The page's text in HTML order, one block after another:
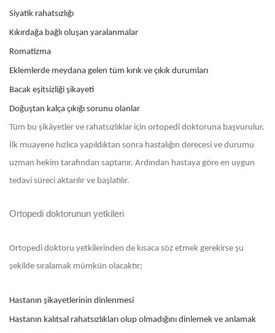
Siyatik rahatsızlığı
Kıkırdağa bağlı oluşan yaralanmalar
Romatizma
Eklemlerde meydana gelen tüm kırık ve çıkık durumları
Bacak eşitsizliği şikayeti
Doğuştan kalça çıkığı sorunu olanlar
Tüm bu şikâyetler ve rahatsızlıklar için ortopedi doktoruna başvurulur.
İlk muayene hızlıca yapıldıktan sonra hastalığın derecesi ve durumu
uzman hekim tarafından saptanır. Ardından hastaya göre en uygun
tedavi süreci aktarılır ve başlatılır.
Ortopedi doktorunun yetkileri
Ortopedi doktoru yetkilerinden de kısaca söz etmek gerekirse şu
şekilde sıralamak mümkün olacaktır;
Hastanın şikayetlerinin dinlenmesi
Hastanın kalıtsal rahatsızlıkları olup olmadığını dinlemek ve anlamak